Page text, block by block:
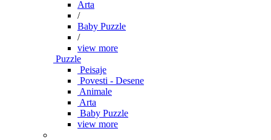
Arta
/
Baby Puzzle
/
view more
Puzzle
Peisaje
Povesti - Desene
Animale
Arta
Baby Puzzle
view more